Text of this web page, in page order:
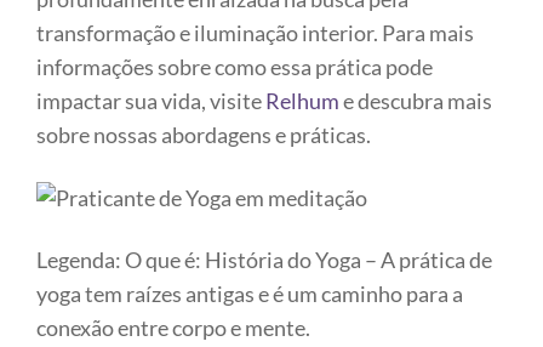
transformação e iluminação interior. Para mais
informações sobre como essa prática pode
impactar sua vida, visiteRelhume descubra mais
sobre nossas abordagens e práticas.
Legenda: O que é: História do Yoga – A prática de
yoga tem raízes antigas e é um caminho para a
conexão entre corpo e mente.